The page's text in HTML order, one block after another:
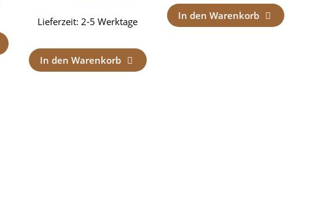
Lieferzeit:2-5 Werktage
In den Warenkorb
In den Warenkorb